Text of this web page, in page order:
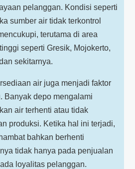
pelanggan. Kondisi seperti
sumber air tidak terkontrol
terutama di area
seperti Gresik, Mojokerto,
sekitarnya.
air juga menjadi faktor
Banyak depo mengalami
air terhenti atau tidak
produksi. Ketika hal ini terjadi,
bahkan berhenti
tidak hanya pada penjualan
loyalitas pelanggan.